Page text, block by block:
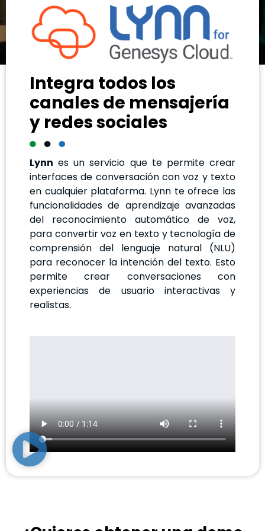
Integra todos los
canales de mensajería
y redes sociales
Lynn es un servicio que te permite crear
interfaces de conversación con voz y texto
en cualquier plataforma. Lynn te ofrece las
funcionalidades de aprendizaje avanzadas
del reconocimiento automático de voz,
para convertir voz en texto y tecnología de
comprensión del lenguaje natural (NLU)
para reconocer la intención del texto. Esto
permite crear conversaciones con
experiencias de usuario interactivas y
realistas.